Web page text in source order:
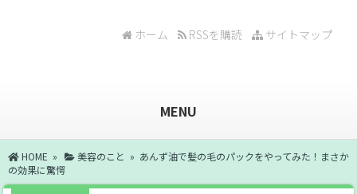
サイトマップ
RSSを購読
ホーム
MENU
HOME » 美容のこと » あんず油で髪の毛のパックをやってみた！まさか
の効果に驚愕